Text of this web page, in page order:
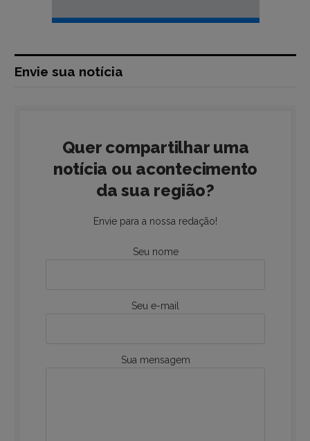
Envie sua notícia
Quer compartilhar uma
notícia ou acontecimento
da sua região?
Envie para a nossa redação!
Seu nome
Seu e-mail
Sua mensagem